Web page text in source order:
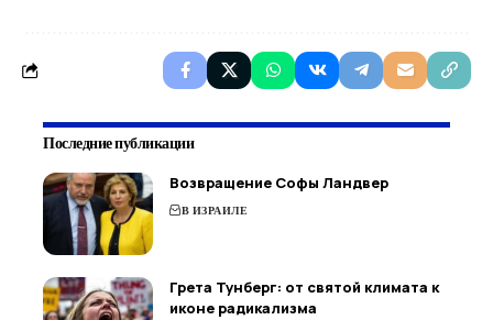
Последние публикации
Возвращение Софы Ландвер
В ИЗРАИЛЕ
Грета Тунберг: от святой климата к
иконе радикализма